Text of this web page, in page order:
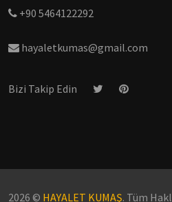
+90 5464122292
hayaletkumas@gmail.com
Bizi Takip Edin
2026 © HAYALET KUMAŞ. Tüm